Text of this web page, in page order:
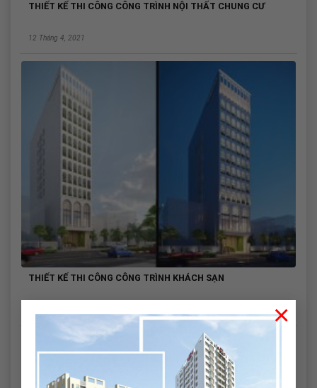
×
THIẾT KẾ THI CÔNG CÔNG TRÌNH NỘI THẤT CHUNG CƯ
12 Tháng 4, 2021
THIẾT KẾ THI CÔNG CÔNG TRÌNH KHÁCH SẠN